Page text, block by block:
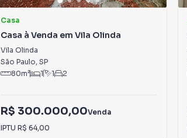
Casa
Casa à Venda em Vila Olinda
Vila Olinda
São Paulo, SP
80m² 1 1 2
R$ 300.000,00Venda
IPTU R$ 64,00